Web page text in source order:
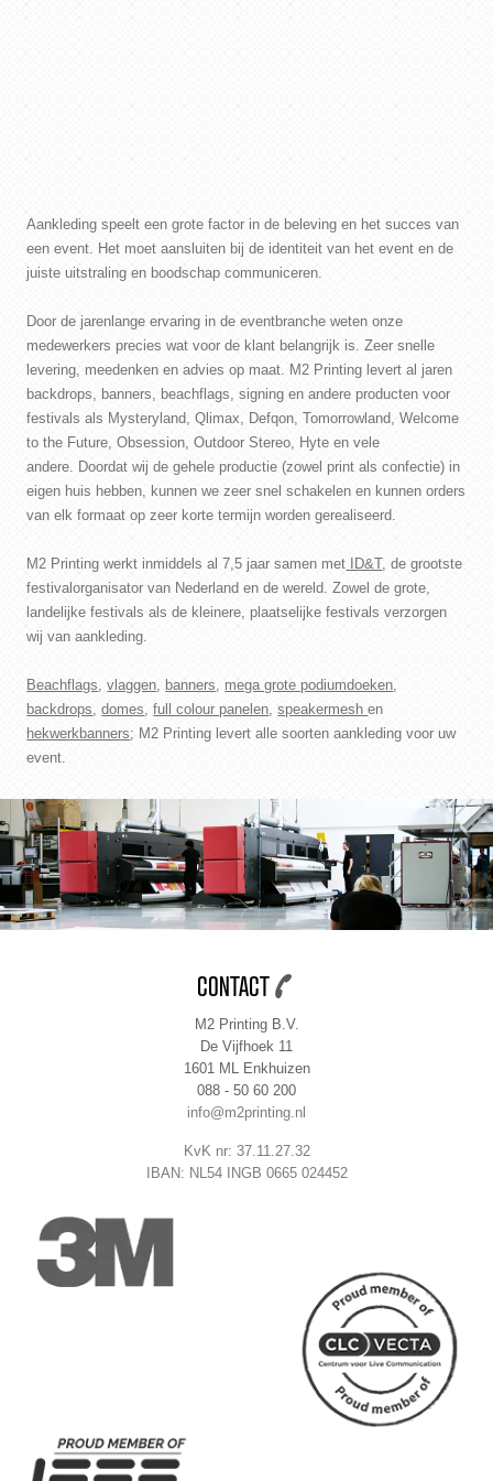
Aankleding speelt een grote factor in de beleving en het succes van
een event. Het moet aansluiten bij de identiteit van het event en de
juiste uitstraling en boodschap communiceren.
Door de jarenlange ervaring in de eventbranche weten onze
medewerkers precies wat voor de klant belangrijk is. Zeer snelle
levering, meedenken en advies op maat. M2 Printing levert al jaren
backdrops, banners, beachflags, signing en andere producten voor
festivals als Mysteryland, Qlimax, Defqon, Tomorrowland, Welcome
to the Future, Obsession, Outdoor Stereo, Hyte en vele
andere. Doordat wij de gehele productie (zowel print als confectie) in
eigen huis hebben, kunnen we zeer snel schakelen en kunnen orders
van elk formaat op zeer korte termijn worden gerealiseerd.
M2 Printing werkt inmiddels al 7,5 jaar samen met ID&T, de grootste
festivalorganisator van Nederland en de wereld. Zowel de grote,
landelijke festivals als de kleinere, plaatselijke festivals verzorgen
wij van aankleding.
Beachflags,vlaggen, banners, mega grote podiumdoeken,
backdrops,domes,full colour panelen,speakermeshen
hekwerkbanners; M2 Printing levert alle soorten aankleding voor uw
event.
CONTACT
M2 Printing B.V.
De Vijfhoek 11
1601 ML Enkhuizen
088 - 50 60 200
info@m2printing.nl
KvK nr: 37.11.27.32
IBAN: NL54 INGB 0665 024452